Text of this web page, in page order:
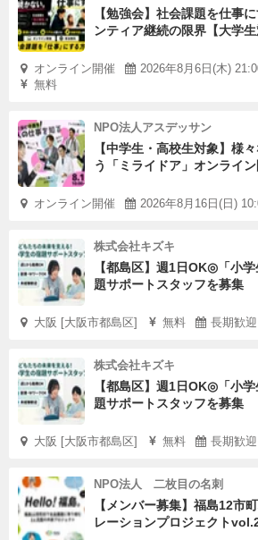
【勉強会】社会課題を仕事
ンティア継続の限界【大学生
オンライン開催
2026年8月6日(木)
無料
NPO法人アスデッサン
【中学生・高校生対象】様
う「ミライドア」オンライ
オンライン開催 2026年8月16日(日)
株式会社キズキ
【都島区】週1日OK◎「小
題サポートスタッフを募集
大阪 [大阪市都島区] 無料 長期歓迎
株式会社キズキ
【都島区】週1日OK◎「小
題サポートスタッフを募集
大阪 [大阪市都島区] 無料 長期歓迎
NPO法人 二枚目の名刺
【メンバー募集】福島12市
レーションプロジェクト